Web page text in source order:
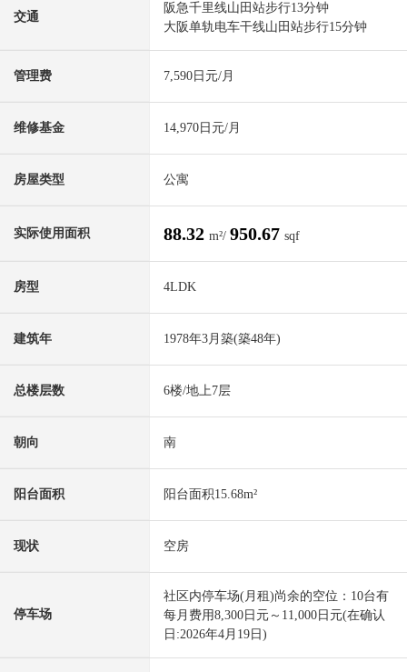
交通
阪急千里线山田站步行13分钟
大阪单轨电车干线山田站步行15分钟
管理费 7,590日元/月
维修基金 14,970日元/月
房屋类型 公寓
实际使用面积 88.32 m²/ 950.67 sqf
房型 4LDK
建筑年 1978年3月築(築48年)
总楼层数 6楼/地上7层
朝向 南
阳台面积 阳台面积15.68m²
现状 空房
停车场
社区内停车场(月租)尚余的空位：10台有
每月费用8,300日元～11,000日元(在确认
日:2026年4月19日)